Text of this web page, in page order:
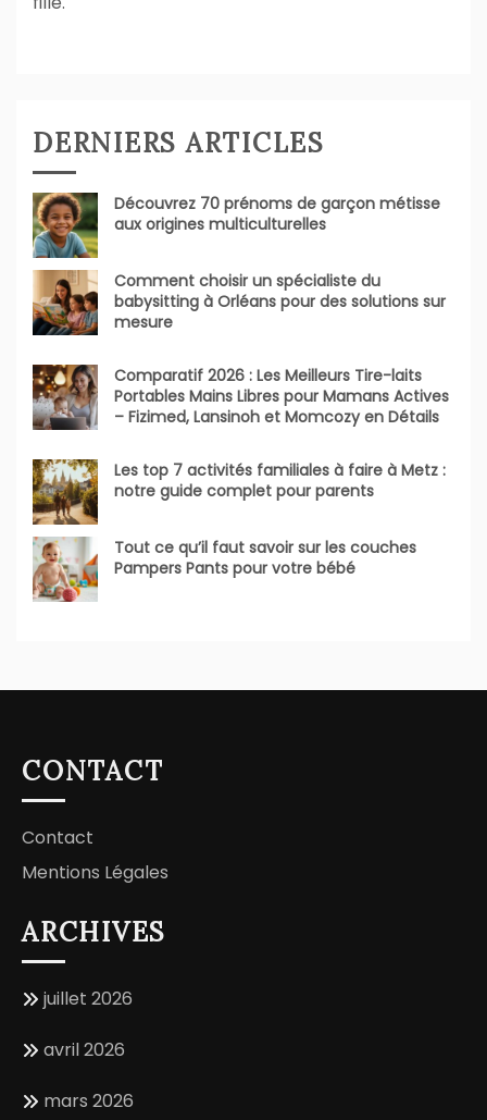
DERNIERS ARTICLES
Découvrez 70 prénoms de garçon métisse
aux origines multiculturelles
Comment choisir un spécialiste du
babysitting à Orléans pour des solutions sur
mesure
Comparatif 2026 : Les Meilleurs Tire-laits
Portables Mains Libres pour Mamans Actives
– Fizimed, Lansinoh et Momcozy en Détails
Les top 7 activités familiales à faire à Metz :
notre guide complet pour parents
Tout ce qu’il faut savoir sur les couches
Pampers Pants pour votre bébé
CONTACT
Contact
Mentions Légales
ARCHIVES
juillet 2026
avril 2026
mars 2026